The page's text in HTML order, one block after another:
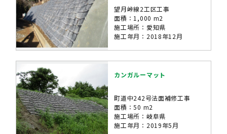
望月峠線2工区工事
面積：1,000 m2
施工場所：愛知県
施工年月：2018年12月
カンガルーマット
町道中242号法面補修工事
面積：50 m2
施工場所：岐阜県
施工年月：2019年5月